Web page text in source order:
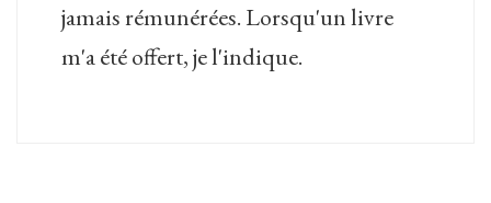
jamais rémunérées. Lorsqu'un livre
m'a été offert, je l'indique.